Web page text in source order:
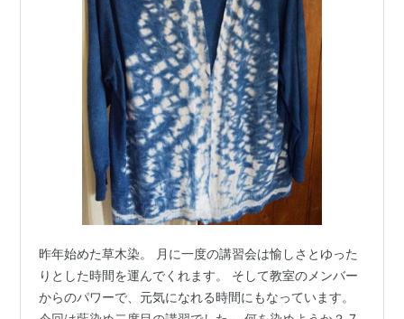
昨年始めた草木染。 月に一度の講習会は愉しさとゆった
りとした時間を運んでくれます。 そして教室のメンバー
からのパワーで、元気になれる時間にもなっています。